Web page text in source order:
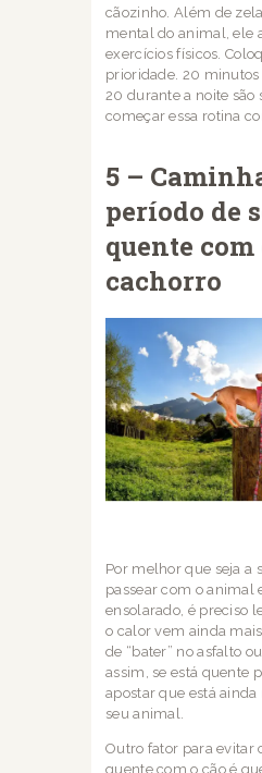
cãozinho. Além de
mental do animal, ele
exercícios físicos.
prioridade. 20
20 durante a noite são
começar essa rotina
5 –
período de
quente com
cachorro
Por melhor que seja a
passear com o animal
ensolarado, é preciso
o calor vem ainda
de “bater” no asfalto
assim, se está quente
apostar que está ainda
seuanimal.
Outro fator para evitar
quente com o cão é